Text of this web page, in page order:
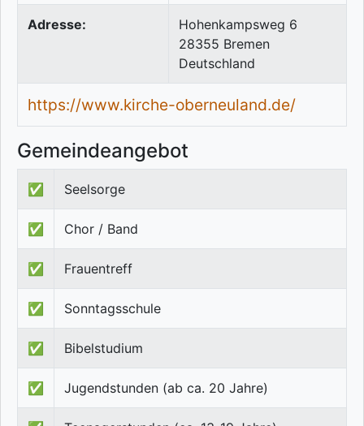
Adresse:
Hohenkampsweg 6
28355 Bremen
Deutschland
https://www.kirche-oberneuland.de/
Gemeindeangebot
✅ Seelsorge
✅ Chor / Band
✅ Frauentreff
✅ Sonntagsschule
✅ Bibelstudium
✅ Jugendstunden (ab ca. 20 Jahre)